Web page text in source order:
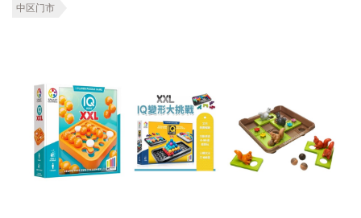
中区门市